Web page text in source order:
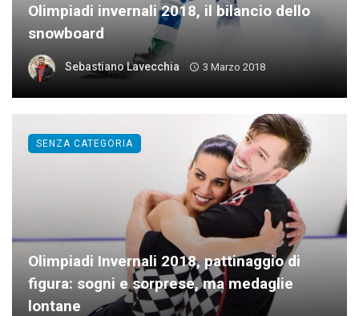
Olimpiadi invernali 2018, il bilancio dello
snowboard
Sebastiano Lavecchia 3 Marzo 2018
Olimpiadi Invernali 2018, pattinaggio di
figura: sogni e sorprese, ma medaglie
lontane
SENZA CATEGORIA